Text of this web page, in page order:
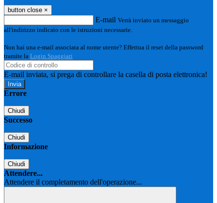
button close ×
E-mail Verrà inviato un messaggio
all'indirizzo indicato con le istruzioni necessarie.
Non hai una e-mail associata al nome utente? Effettua il reset della password
tramite la Login Spaggiari
E-mail inviata, si prega di controllare la casella di posta elettronica!
Errore
Chiudi
Successo
Chiudi
Informazione
Chiudi
Attendere...
Attendere il completamento dell'operazione...